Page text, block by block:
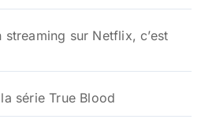
sur Netflix, c’est
série True Blood